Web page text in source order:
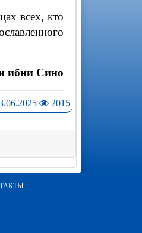
всех, кто
ибни Сино
2015